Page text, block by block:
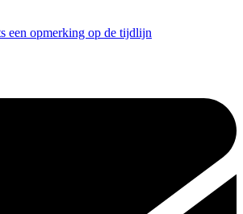
een opmerking op de tijdlijn